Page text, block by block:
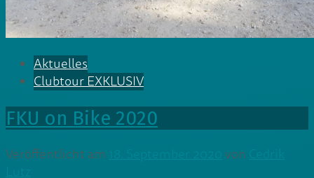
Aktuelles
Clubtour EXKLUSIV
FKU on Bike 2020
Veröffentlicht am von